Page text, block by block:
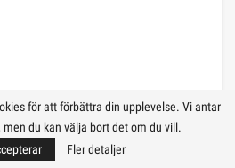
för att förbättra din upplevelse. Vi antar
du kan välja bort det om du vill.
Fler detaljer